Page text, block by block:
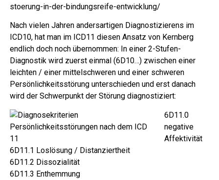
stoerung-in-der-bindungsreife-entwicklung/
Nach vielen Jahren andersartigen Diagnostizierens im
ICD10, hat man im ICD11 diesen Ansatz von Kernberg
endlich doch noch übernommen: In einer 2-Stufen-
Diagnostik wird zuerst einmal (6D10…) zwischen einer
leichten / einer mittelschweren und einer schweren
Persönlichkeitsstörung unterschieden und erst danach
wird der Schwerpunkt der Störung diagnostiziert:
6D11.0
negative
Affektivität
6D11.1 Loslösung / Distanziertheit
6D11.2 Dissozialität
6D11.3 Enthemmung